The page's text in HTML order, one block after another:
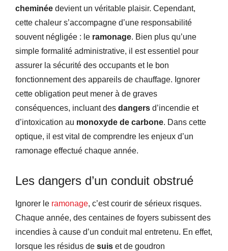
cheminée devient un véritable plaisir. Cependant,
cette chaleur s’accompagne d’une responsabilité
souvent négligée : le ramonage. Bien plus qu’une
simple formalité administrative, il est essentiel pour
assurer la sécurité des occupants et le bon
fonctionnement des appareils de chauffage. Ignorer
cette obligation peut mener à de graves
conséquences, incluant des dangers d’incendie et
d’intoxication au monoxyde de carbone. Dans cette
optique, il est vital de comprendre les enjeux d’un
ramonage effectué chaque année.
Les dangers d’un conduit obstrué
Ignorer le ramonage, c’est courir de sérieux risques.
Chaque année, des centaines de foyers subissent des
incendies à cause d’un conduit mal entretenu. En effet,
lorsque les résidus de suis et de goudron